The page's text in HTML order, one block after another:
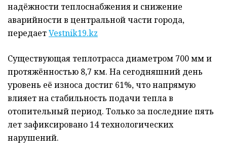
надёжности теплоснабжения и снижение
аварийности в центральной части города,
передаетVestnik19.kz
Существующая теплотрасса диаметром 700 мм и
протяжённостью 8,7 км. На сегодняшний день
уровень её износа достиг 61%, что напрямую
влияет на стабильность подачи тепла в
отопительный период. Только за последние пять
лет зафиксировано 14 технологических
нарушений.